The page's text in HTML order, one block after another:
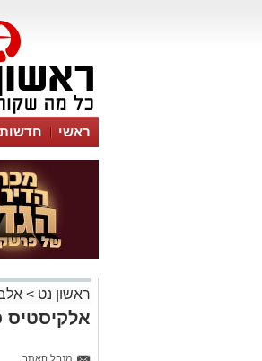
ראשי חדשות
ראשון נט >
אלקיסטיס
מנהל האתר